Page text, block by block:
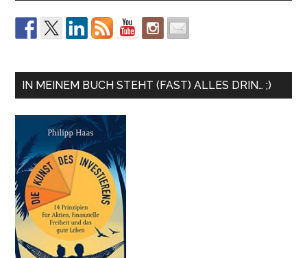
IN MEINEM BUCH STEHT (FAST) ALLES DRIN… ;)